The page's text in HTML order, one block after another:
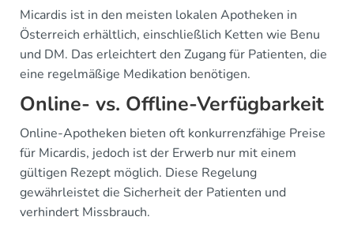
Micardis ist in den meisten lokalen Apotheken in
Österreich erhältlich, einschließlich Ketten wie Benu
und DM. Das erleichtert den Zugang für Patienten, die
eine regelmäßige Medikation benötigen.
Online- vs. Offline-Verfügbarkeit
Online-Apotheken bieten oft konkurrenzfähige Preise
für Micardis, jedoch ist der Erwerb nur mit einem
gültigen Rezept möglich. Diese Regelung
gewährleistet die Sicherheit der Patienten und
verhindert Missbrauch.